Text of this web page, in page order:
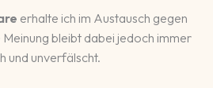
erhalte ich im Austausch gegen
Meinung bleibt dabei jedoch immer
und unverfälscht.